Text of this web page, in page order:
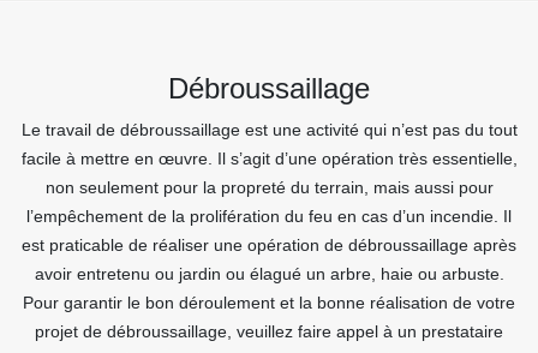
Débroussaillage
Le travail de débroussaillage est une activité qui n’est pas du tout
facile à mettre en œuvre. Il s’agit d’une opération très essentielle,
non seulement pour la propreté du terrain, mais aussi pour
l’empêchement de la prolifération du feu en cas d’un incendie. Il
est praticable de réaliser une opération de débroussaillage après
avoir entretenu ou jardin ou élagué un arbre, haie ou arbuste.
Pour garantir le bon déroulement et la bonne réalisation de votre
projet de débroussaillage, veuillez faire appel à un prestataire